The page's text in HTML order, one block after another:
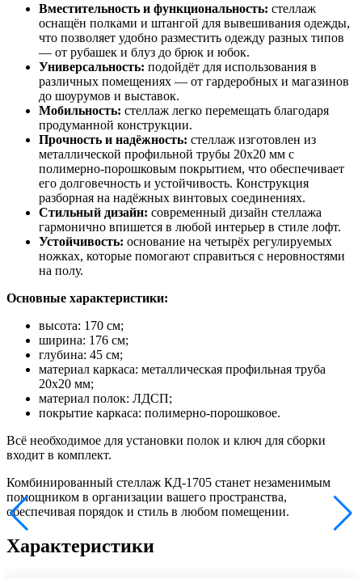
Вместительность и функциональность: стеллаж
оснащён полками и штангой для вывешивания одежды,
что позволяет удобно разместить одежду разных типов
— от рубашек и блуз до брюк и юбок.
Универсальность: подойдёт для использования в
различных помещениях — от гардеробных и магазинов
до шоурумов и выставок.
Мобильность: стеллаж легко перемещать благодаря
продуманной конструкции.
Прочность и надёжность: стеллаж изготовлен из
металлической профильной трубы 20х20 мм с
полимерно-порошковым покрытием, что обеспечивает
его долговечность и устойчивость. Конструкция
разборная на надёжных винтовых соединениях.
Стильный дизайн: современный дизайн стеллажа
гармонично впишется в любой интерьер в стиле лофт.
Устойчивость: основание на четырёх регулируемых
ножках, которые помогают справиться с неровностями
на полу.
Основные характеристики:
высота: 170 см;
ширина: 176 см;
глубина: 45 см;
материал каркаса: металлическая профильная труба
20х20 мм;
материал полок: ЛДСП;
покрытие каркаса: полимерно-порошковое.
Всё необходимое для установки полок и ключ для сборки
входит в комплект.
Комбинированный стеллаж КД-1705 станет незаменимым
помощником в организации вашего пространства,
обеспечивая порядок и стиль в любом помещении.
Характеристики